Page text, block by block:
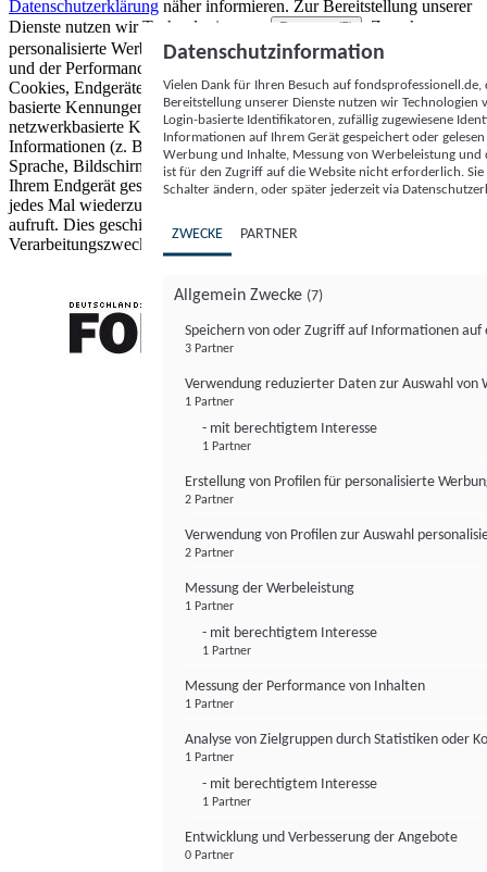
Datenschutzerklärung näher informieren. Zur Bereitstellung unserer
Dienste nutzen wir Technologien von
Partnern (5)
. Zwecke:
personalisierte Werbung und Inhalte, Messung von Werbeleistung
und der Performance von Inhalten sowie Zielgruppenforschung.
Cookies, Endgeräte- oder ähnliche Online-Kennungen (z. B. login-
basierte Kennungen, zufällig generierte Kennungen,
netzwerkbasierte Kennungen) können zusammen mit anderen
Informationen (z. B. Browsertyp und Browserinformationen,
Sprache, Bildschirmgröße, unterstützte Technologien usw.) auf
Ihrem Endgerät gespeichert oder von dort ausgelesen werden, um es
jedes Mal wiederzuerkennen, wenn es eine App oder einer Webseite
aufruft. Dies geschieht für einen oder mehrere der hier aufgeführten
Verarbeitungszwecke.
Datenschutzinformation
Vielen Dank für Ihren Besuch auf
Bereitstellung unserer Dienste nutzen wir Technologien
Login-basierte Identifikatoren, zufällig zugewiesene
Informationen auf Ihrem Gerät gespeichert oder
Werbung und Inhalte, Messung von Werbeleistung
ist für den Zugriff auf die Website nicht erforderlich.
Schalter ändern, oder später jederzeit via
ZWECKE PARTNER
Allgemein Zwecke (7)
Speichern von oder Zugriff auf Informationen auf
3 Partner
Verwendung reduzierter Daten zur Auswahl von
1 Partner
- mit berechtigtem Interesse
1 Partner
Erstellung von Profilen für personalisierte
2 Partner
Verwendung von Profilen zur Auswahl
2 Partner
Messung der Werbeleistung
1 Partner
- mit berechtigtem Interesse
1 Partner
Messung der Performance von Inhalten
1 Partner
Analyse von Zielgruppen durch Statistiken oder
1 Partner
- mit berechtigtem Interesse
1 Partner
Entwicklung und Verbesserung der Angebote
0 Partner
FONDS professionell